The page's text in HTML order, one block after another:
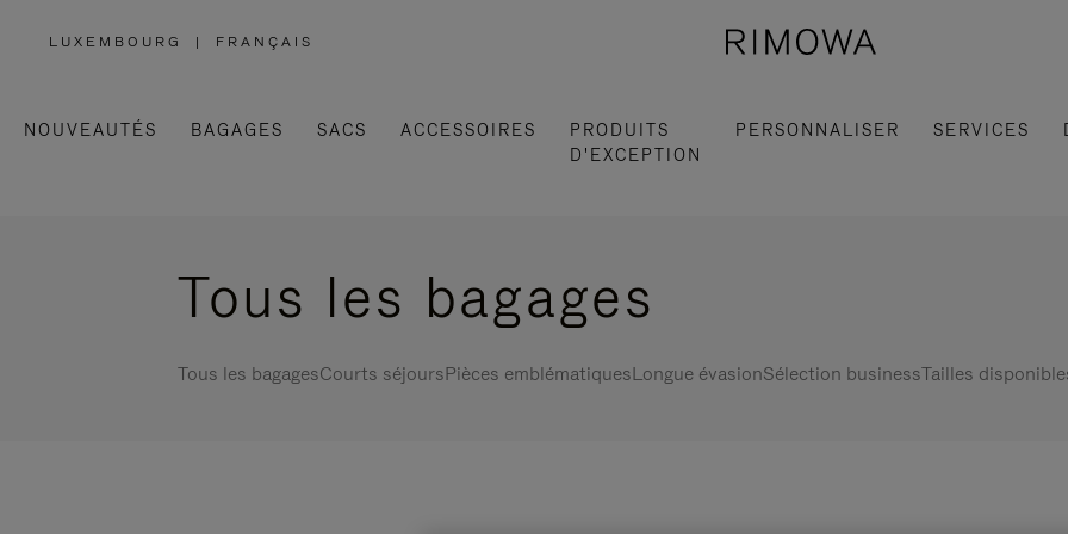
LUXEMBOURG
,
| FRANÇAIS
NOUVEAUTÉS BAGAGES SACS ACCESSOIRES
PRODUITS
D'EXCEPTION
PERSONNALISER SERVICES
Tous les bagages
Tous les bagagesCourts séjoursPièces emblématiquesLongue évasionSélection businessTailles